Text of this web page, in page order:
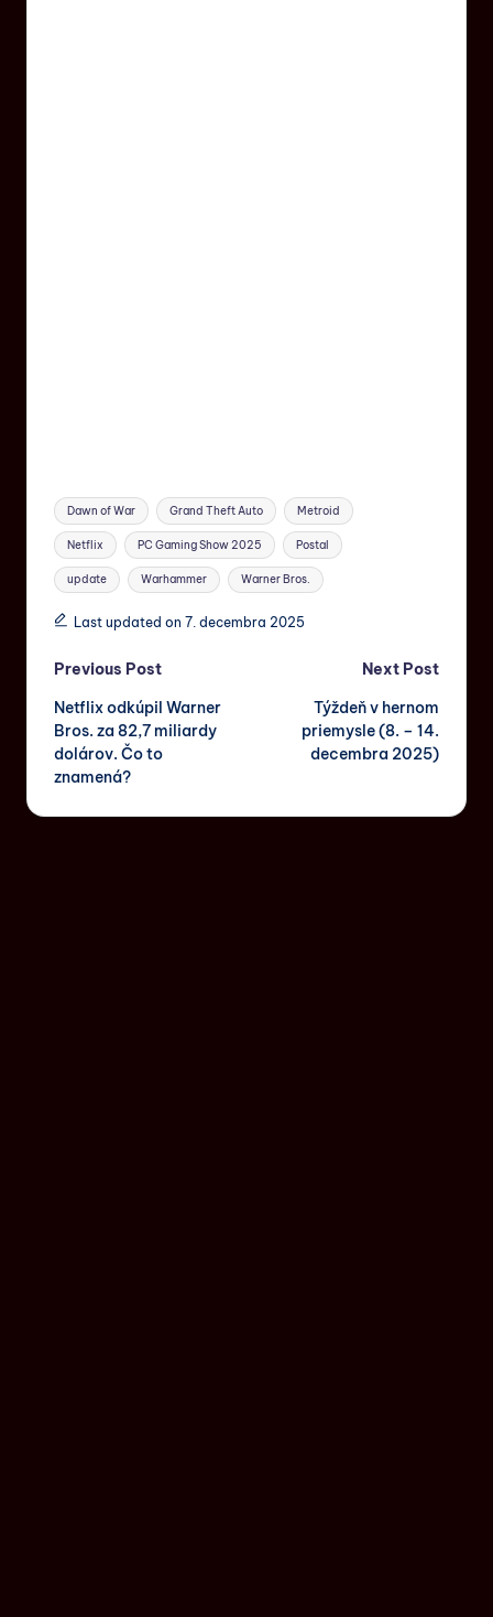
Dawn of War Grand Theft Auto Metroid
Netflix PC Gaming Show 2025 Postal
update Warhammer Warner Bros.
Last updated on 7. decembra 2025
Previous Post
Netflix odkúpil Warner
Bros. za 82,7 miliardy
dolárov. Čo to
znamená?
Next Post
Týždeň v hernom
priemysle (8. – 14.
decembra 2025)